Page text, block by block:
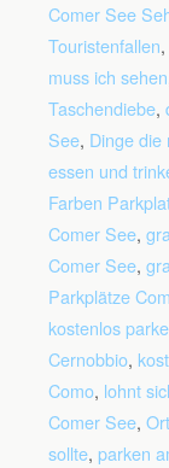
Comer See
Touristenfallen,
muss ich sehen
Taschendiebe,
See, Dinge
essen und
Farben
Comer See,
Comer See,
Parkplätze
kostenlos
Cernobbio,
Como, lohnt
Comer See,
sollte, parken